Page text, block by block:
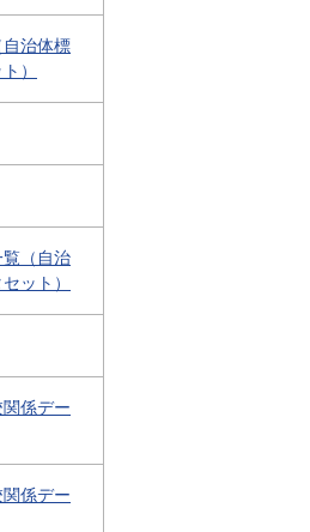
治体標
）
（自治
ット）
係デー
係デー